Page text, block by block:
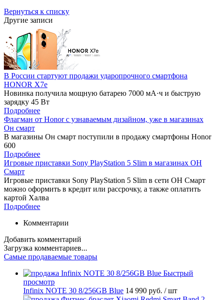
Вернуться к списку
Другие записи
В России стартуют продажи ударопрочного смартфона
HONOR X7e
Новинка получила мощную батарею 7000 мА·ч и быструю
зарядку 45 Вт
Подробнее
Флагман от Honor с узнаваемым дизайном, уже в магазинах
Он смарт
В магазины Он смарт поступили в продажу смартфоны Honor
600
Подробнее
Игровые приставки Sony PlayStation 5 Slim в магазинах ОН
Смарт
Игровые приставки Sony PlayStation 5 Slim в сети ОН Смарт
можно оформить в кредит или рассрочку, а также оплатить
картой Халва
Подробнее
Комментарии
Добавить комментарий
Загрузка комментариев...
Самые продаваемые товары
Быстрый
просмотр
Infinix NOTE 30 8/256GB Blue 14 990 руб. / шт